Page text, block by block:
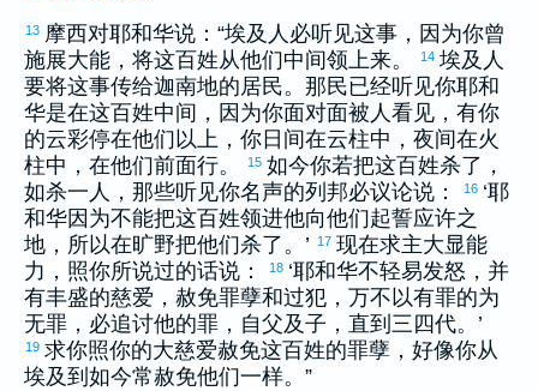
13 摩西对耶和华说：“埃及 人必听见这事，因为你曾
施展大能，将这百姓从他们中间领上来。
14 埃及 人
要将这事传给迦南地的居民。那民已经听见你耶和
华是在这百姓中间，因为你面对面被人看见，有你
的云彩停在他们以上，你日间在云柱中，夜间在火
柱中，在他们前面行。
15 如今你若把这百姓杀了，
如杀一人，那些听见你名声的列邦必议论说：
16 ‘耶
和华因为不能把这百姓领进他向他们起誓应许之
地，所以在旷野把他们杀了。’
17 现在求主大显能
力，照你所说过的话说：
18 ‘耶和华不轻易发怒，并
有丰盛的慈爱，赦免罪孽和过犯，万不以有罪的为
无罪，必追讨他的罪，自父及子，直到三四代。’
19 求你照你的大慈爱赦免这百姓的罪孽，好像你从
埃及到如今常赦免他们一样。”